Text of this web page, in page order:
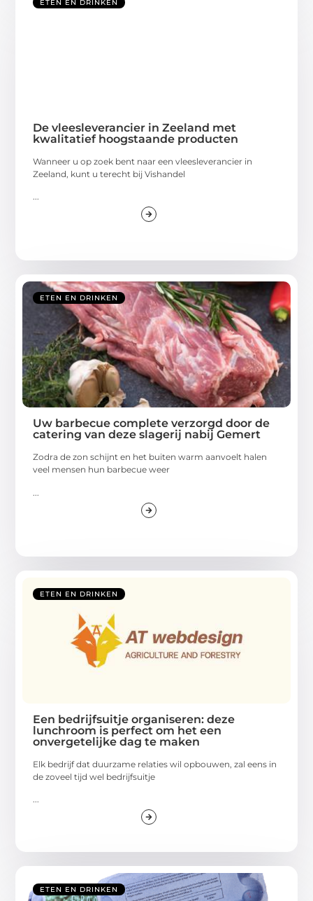
ETEN EN DRINKEN
De vleesleverancier in Zeeland met
kwalitatief hoogstaande producten
Wanneer u op zoek bent naar een vleesleverancier in
Zeeland, kunt u terecht bij Vishandel
...
ETEN EN DRINKEN
Uw barbecue complete verzorgd door de
catering van deze slagerij nabij Gemert
Zodra de zon schijnt en het buiten warm aanvoelt halen
veel mensen hun barbecue weer
ETEN EN DRINKEN
Een bedrijfsuitje organiseren: deze
lunchroom is perfect om het een
onvergetelijke dag te maken
Elk bedrijf dat duurzame relaties wil opbouwen, zal eens in
de zoveel tijd wel bedrijfsuitje
ETEN EN DRINKEN